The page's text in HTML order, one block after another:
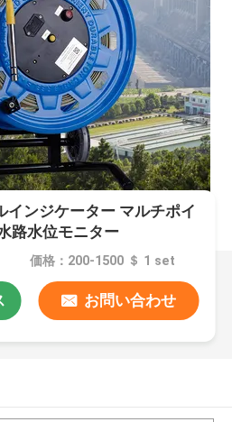
インジケーター マルチポイ
路水位モニター
価格：200-1500 ＄ 1 set
お問い合わせ